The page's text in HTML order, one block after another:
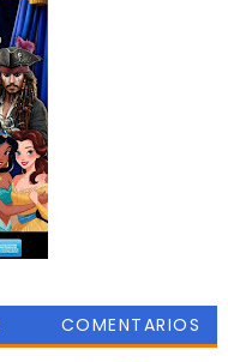
COMENTARIOS